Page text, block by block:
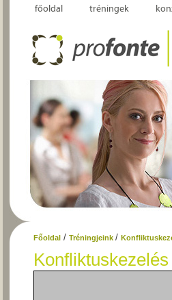
főoldal tréningek
Főoldal / Tréningjeink /